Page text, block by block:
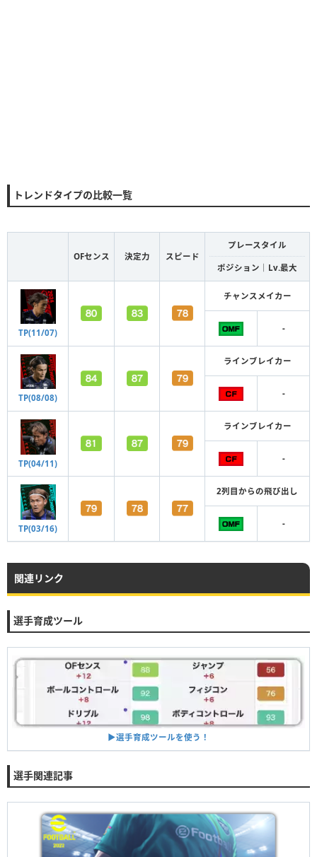
トレンドタイプの比較一覧
OFセンス 決定力 スピード
プレースタイル
ポジション｜Lv.最大
TP(11/07)
チャンスメイカー
-
TP(08/08)
ラインブレイカー
-
TP(04/11)
ラインブレイカー
-
TP(03/16)
2列目からの飛び出し
-
関連リンク
選手育成ツール
▶︎選手育成ツールを使う！
選手関連記事